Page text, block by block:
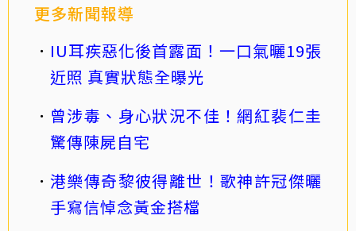
更多新聞報導
IU耳疾惡化後首露面！一口氣曬19張
近照 真實狀態全曝光
曾涉毒、身心狀況不佳！網紅裴仁圭
驚傳陳屍自宅
港樂傳奇黎彼得離世！歌神許冠傑曬
手寫信悼念黃金搭檔